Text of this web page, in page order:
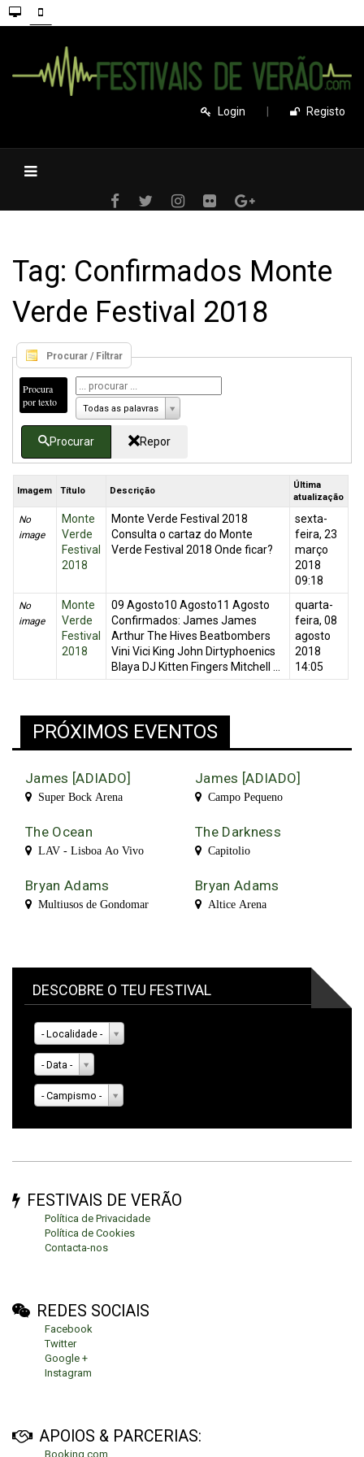
Login Registo
Tag: Confirmados Monte
Verde Festival 2018
Procurar / Filtrar
Procura
por texto
Todas as palavras
Procurar Repor
Imagem Título Descrição
Última
atualização
No
image
Monte
Verde
Festival
2018
Monte Verde Festival 2018
Consulta o cartaz do Monte
Verde Festival 2018 Onde ficar?
sexta-
feira, 23
março
2018
09:18
No
image
Monte
Verde
Festival
2018
09 Agosto10 Agosto11 Agosto
Confirmados: James James
Arthur The Hives Beatbombers
Vini Vici King John Dirtyphoenics
Blaya DJ Kitten Fingers Mitchell ...
quarta-
feira, 08
agosto
2018
14:05
PRÓXIMOS EVENTOS
James [ADIADO]
Super Bock Arena
James [ADIADO]
Campo Pequeno
The Ocean
LAV - Lisboa Ao Vivo
The Darkness
Capitolio
Bryan Adams
Multiusos de Gondomar
Bryan Adams
Altice Arena
DESCOBRE O TEU FESTIVAL
- Localidade -
- Data -
- Campismo -
FESTIVAIS DE VERÃO
Política de Privacidade
Política de Cookies
Contacta-nos
REDES SOCIAIS
Facebook
Twitter
Google +
Instagram
APOIOS & PARCERIAS:
Booking.com